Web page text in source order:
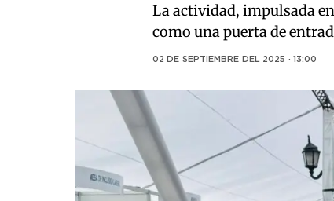
La actividad, impulsada
como una puerta de
02 DE SEPTIEMBRE DEL 2025 · 13:00